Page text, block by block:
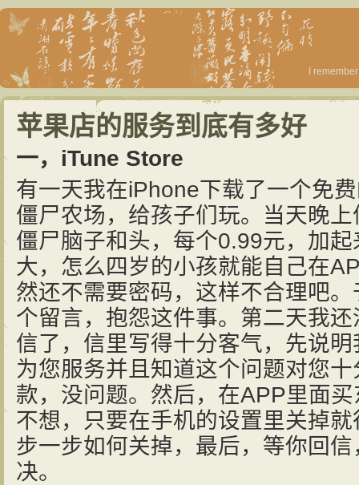
I
苹果店的服务到底有多好
一，iTune Store
有一天我在iPhone下载了一个免
僵尸农场，给孩子们玩。当天晚
僵尸脑子和头，每个0.99元，加
大，怎么四岁的小孩就能自己在
然还不需要密码，这样不合理吧
个留言，抱怨这件事。第二天我
信了，信里写得十分客气，先说
为您服务并且知道这个问题对您
款，没问题。然后，在APP里面
不想，只要在手机的设置里关掉
步一步如何关掉，最后，等你回
决。